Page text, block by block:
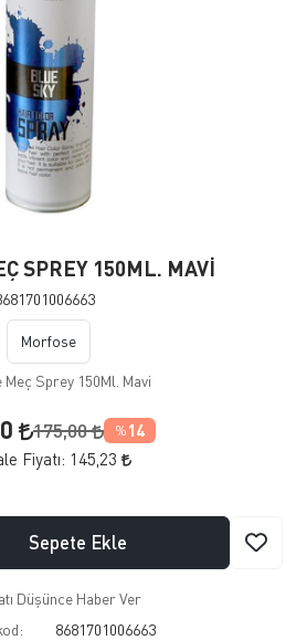
SPREY 150ML. MAVİ
Morfose
Sprey 150Ml. Mavi
175,00 % 14
Fiyatı: 145,23
Sepete Ekle
Düşünce Haber Ver
8681701006663